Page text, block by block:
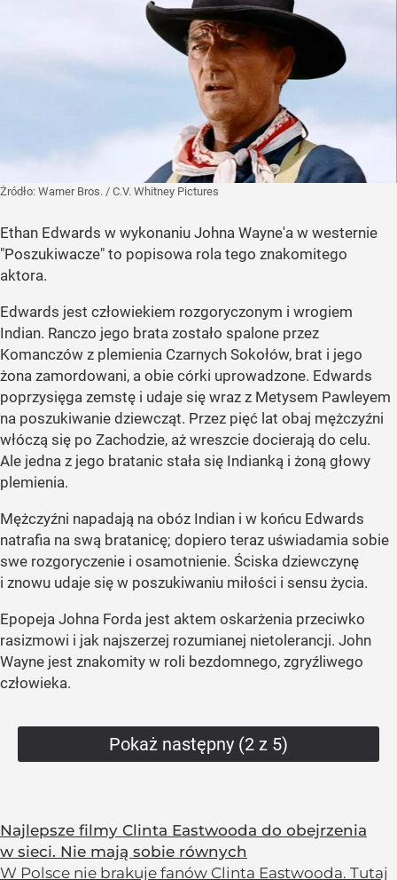
Żródło: Warner Bros. / C.V. Whitney Pictures
Ethan Edwards w wykonaniu Johna Wayne'a w westernie
"Poszukiwacze" to popisowa rola tego znakomitego
aktora.
Edwards jest człowiekiem rozgoryczonym i wrogiem
Indian. Ranczo jego brata zostało spalone przez
Komanczów z plemienia Czarnych Sokołów, brat i jego
żona zamordowani, a obie córki uprowadzone. Edwards
poprzysięga zemstę i udaje się wraz z Metysem Pawleyem
na poszukiwanie dziewcząt. Przez pięć lat obaj mężczyźni
włóczą się po Zachodzie, aż wreszcie docierają do celu.
Ale jedna z jego bratanic stała się Indianką i żoną głowy
plemienia.
Mężczyźni napadają na obóz Indian i w końcu Edwards
natrafia na swą bratanicę; dopiero teraz uświadamia sobie
swe rozgoryczenie i osamotnienie. Ściska dziewczynę
i znowu udaje się w poszukiwaniu miłości i sensu życia.
Epopeja Johna Forda jest aktem oskarżenia przeciwko
rasizmowi i jak najszerzej rozumianej nietolerancji. John
Wayne jest znakomity w roli bezdomnego, zgryźliwego
człowieka.
Pokaż następny (2 z 5)
Najlepsze filmy Clinta Eastwooda do obejrzenia
w sieci. Nie mają sobie równych
W Polsce nie brakuje fanów Clinta Eastwooda. Tutaj